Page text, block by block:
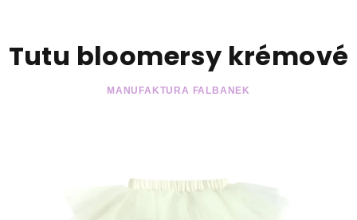
Tutu bloomersy krémové
MANUFAKTURA FALBANEK